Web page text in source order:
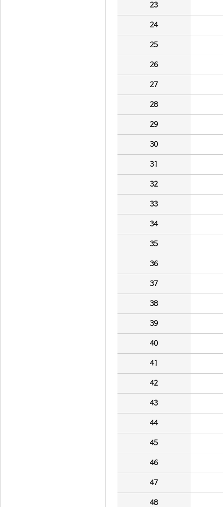
23
24
25
26
27
28
29
30
31
32
33
34
35
36
37
38
39
40
41
42
43
44
45
46
47
48